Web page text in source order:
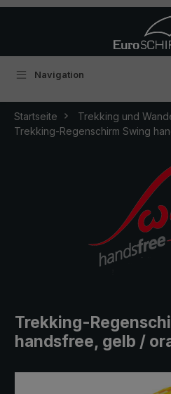
Navigation
Startseite
Trekking und
Trekking-Regenschirm Swing
Trekking-
handsfree, gelb /